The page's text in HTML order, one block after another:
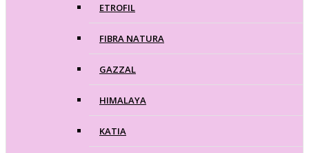
ETROFIL
FIBRA NATURA
GAZZAL
HIMALAYA
KATIA